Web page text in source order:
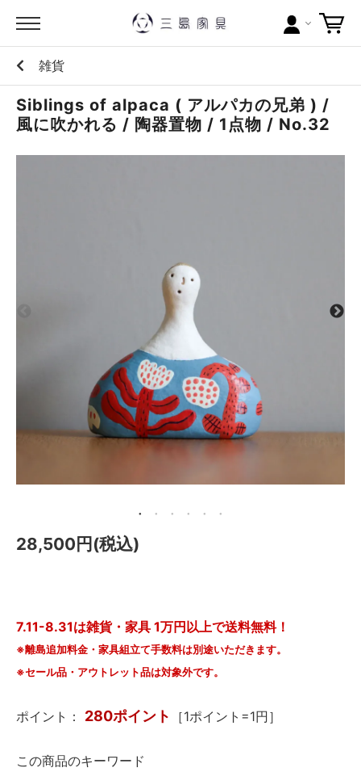
カテゴリー
ブランドから探す
メールマガジン
Instagram
雑貨
Siblings of alpaca ( アルパカの兄弟 ) /
風に吹かれる / 陶器置物 / 1点物 / No.32
28,500円(税込)
7.11-8.31は雑貨・家具 1万円以上で送料無料！
※離島追加料金・家具組立て手数料は別途いただきます。
※セール品・アウトレット品は対象外です。
ポイント： 280ポイント ［1ポイント=1円］
この商品のキーワード